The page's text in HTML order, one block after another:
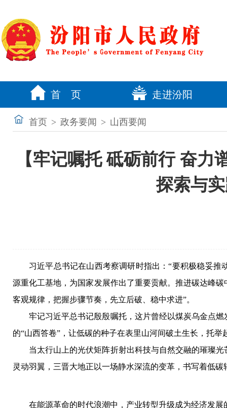
首 页 走进汾阳
首页 > 政务要闻 > 山西要闻
【牢记嘱托 砥砺前行 奋
探索与
习近平总书记在山西考察调研时指出：“要积极稳妥
源重化工基地，为国家发展作出了重要贡献。推进碳达峰
客观规律，把握步骤节奏，先立后破、稳中求进”。
牢记习近平总书记殷殷嘱托，这片曾经以煤炭乌金点
的“山西答卷”，让低碳的种子在表里山河间破土生长，托举
当太行山上的光伏矩阵折射出科技与自然交融的璀璨
灵动羽翼，三晋大地正以一场静水深流的变革，书写着低碳
在能源革命的时代浪潮中，产业转型升级成为经济发展